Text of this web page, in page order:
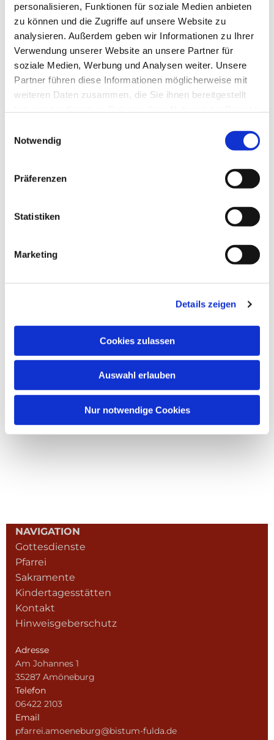
personalisieren, Funktionen für soziale Medien anbieten
zu können und die Zugriffe auf unsere Website zu
analysieren. Außerdem geben wir Informationen zu Ihrer
Verwendung unserer Website an unsere Partner für
soziale Medien, Werbung und Analysen weiter. Unsere
Partner führen diese Informationen möglicherweise mit
weiteren Daten zusammen, die Sie ihnen bereitgestellt
Notwendig
Präferenzen
Statistiken
Marketing
Details zeigen
Cookies zulassen
Auswahl erlauben
Nur notwendige Cookies
Dies könnte Sie auch
NAVIGATION
Gottesdienste
Pfarrei
Sakramente
Kindertagesstätten
Kontakt
Hinweisgeberschutz
Adresse
Am Johannes 1
35287 Amöneburg
Telefon
06422 2103
Email
pfarrei.amoeneburg@bistum-fulda.de